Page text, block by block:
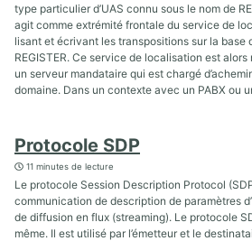
type particulier d’UAS connu sous le nom de
agit comme extrémité frontale du service de
lisant et écrivant les transpositions sur la base
REGISTER. Ce service de localisation est
un serveur mandataire qui est chargé
domaine. Dans un contexte avec un PABX ou
Protocole SDP
11 minutes de lecture
Le protocole Session Description Protocol
communication de description de paramètres
de diffusion en flux (streaming). Le protocole
même. Il est utilisé par l’émetteur et le